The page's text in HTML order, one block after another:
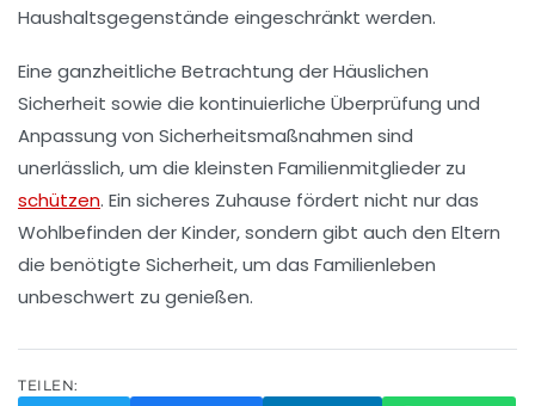
Haushaltsgegenstände eingeschränkt werden.
Eine ganzheitliche Betrachtung derHäuslichen
Sicherheit sowie die kontinuierliche Überprüfung und
Anpassung von Sicherheitsmaßnahmen sind
unerlässlich, um die kleinsten Familienmitglieder zu
schützen. Ein sicheres Zuhause fördert nicht nur das
Wohlbefinden der Kinder, sondern gibt auch den Eltern
die benötigte Sicherheit, um das Familienleben
unbeschwert zu genießen.
TEILEN: